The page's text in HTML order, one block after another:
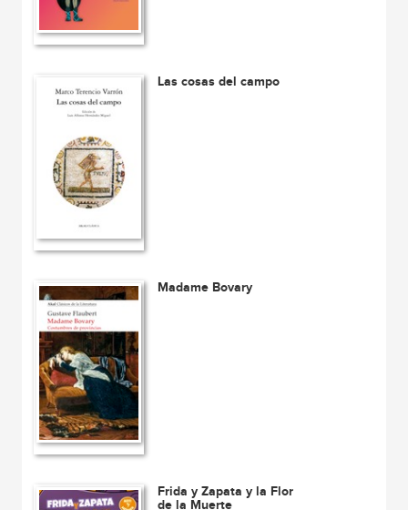
Las cosas del campo
Madame Bovary
Frida y Zapata y la Flor
de la Muerte